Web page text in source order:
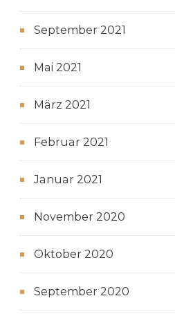
September 2021
Mai 2021
März 2021
Februar 2021
Januar 2021
November 2020
Oktober 2020
September 2020